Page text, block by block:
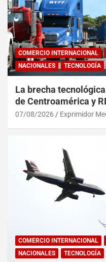
COMERCIO INTERNACIONAL
NACIONALES
TECNOLOGÍA
La brecha
de Centroamérica y
07/08/2026 Exprimidor
COMERCIO INTERNACIONAL
NACIONALES
TECNOLOGÍA